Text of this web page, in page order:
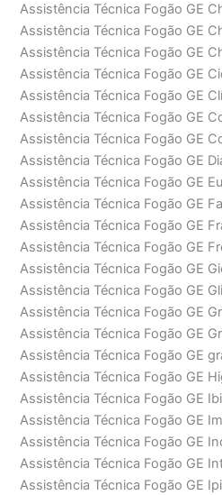
Assistência Técnica Fogão GE
Assistência Técnica Fogão GE
Assistência Técnica Fogão GE
Assistência Técnica Fogão GE
Assistência Técnica Fogão GE
Assistência Técnica Fogão GE
Assistência Técnica Fogão GE
Assistência Técnica Fogão GE
Assistência Técnica Fogão GE
Assistência Técnica Fogão GE
Assistência Técnica Fogão GE
Assistência Técnica Fogão GE
Assistência Técnica Fogão GE
Assistência Técnica Fogão GE
Assistência Técnica Fogão GE
Assistência Técnica Fogão GE
Assistência Técnica Fogão GE
Assistência Técnica Fogão GE
Assistência Técnica Fogão GE
Assistência Técnica Fogão GE
Assistência Técnica Fogão GE
Assistência Técnica Fogão GE
Assistência Técnica Fogão GE